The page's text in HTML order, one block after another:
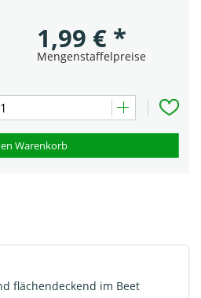
1,99 € *
Mengenstaffelpreise
Warenkorb
flächendeckend im Beet